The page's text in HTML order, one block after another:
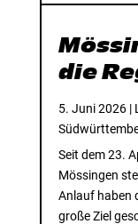
die
5. Juni 2026|
Seit dem 23.
Mössingen
Anlauf haben
große Ziel